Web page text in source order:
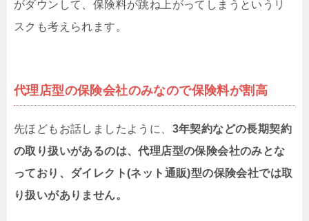
がダウンして、保険料が跳ね上がってしまうというリ
スクも考えられます。
代理店型の保険会社のみなので保険料が割高
先ほどもお話しましたように、 3年契約などの長期契約
の取り扱いがあるのは、代理店型の保険会社のみとな
っており、ダイレクト(ネット通販)型の保険会社では取
り扱いがありません。